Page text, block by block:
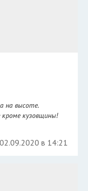
на высоте.
кузовщины!
02.09.2020 в 14:21